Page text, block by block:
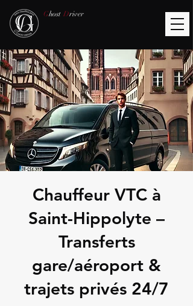
Ghost Driver
Chauffeur VTC à
Saint-Hippolyte –
Transferts
gare/aéroport &
trajets privés 24/7